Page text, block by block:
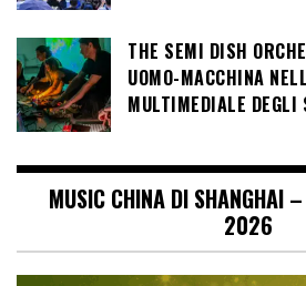
THE SEMI DISH
UOMO-MACCHINA
MULTIMEDIALE DEGLI
MUSIC CHINA DI SHANGHAI
2026